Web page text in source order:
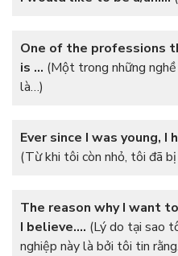
One of the professions
is … (Một trong những
là…)
Ever since I was young,
(Từ khi tôi còn nhỏ, tôi đã
The reason why I want
I believe…. (Lý do tại sao
nghiệp này là bởi tôi tin